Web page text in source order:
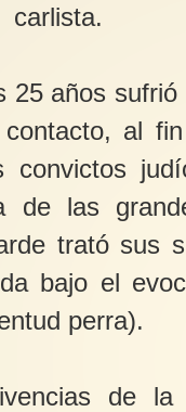
carlista.
25 años
al
convictos
de las
trató sus
bajo el
perra).
de